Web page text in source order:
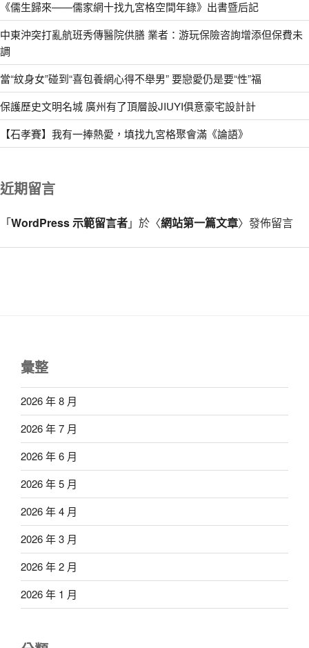
《儒生歸來——儒家網十找九宮格空間年錄》出書暨后記
中東沖突打亂航班秀傳醫院供膳 業者：游玩保險咨詢增添但保費未
調
當“紋身女”碰到“喜包養網心得不舉男” 要戀愛仍是要“性”福
保護歷史文明名城 廣州有了頂層設JIUYI俱意豪宅設計計
【石孝賽】我有一捧熱愛，填找九宮格聚會滿《論語》
近期留言
「WordPress 示範留言者」於〈網站第一篇文章〉發佈留言
彙整
2026 年 8 月
2026 年 7 月
2026 年 6 月
2026 年 5 月
2026 年 4 月
2026 年 3 月
2026 年 2 月
2026 年 1 月